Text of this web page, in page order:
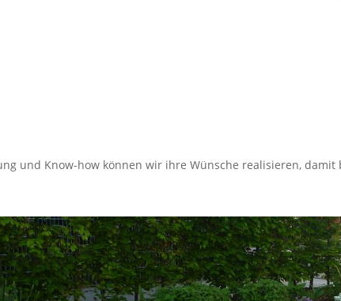
und Know-how können wir ihre Wünsche realisieren,